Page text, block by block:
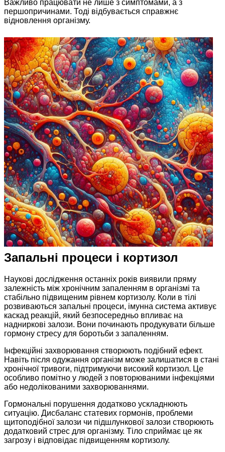
Важливо працювати не лише з симптомами, а з
першопричинами. Тоді відбувається справжнє
відновлення організму.
Запальні процеси і кортизол
Наукові дослідження останніх років виявили пряму
залежність між хронічним запаленням в організмі та
стабільно підвищеним рівнем кортизолу. Коли в тілі
розвиваються запальні процеси, імунна система активує
каскад реакцій, який безпосередньо впливає на
надниркові залози. Вони починають продукувати більше
гормону стресу для боротьби з запаленням.
Інфекційні захворювання створюють подібний ефект.
Навіть після одужання організм може залишатися в стані
хронічної тривоги, підтримуючи високий кортизол. Це
особливо помітно у людей з повторюваними інфекціями
або недолікованими захворюваннями.
Гормональні порушення додатково ускладнюють
ситуацію. Дисбаланс статевих гормонів, проблеми
щитоподібної залози чи підшлункової залози створюють
додатковий стрес для організму. Тіло сприймає це як
загрозу і відповідає підвищенням кортизолу.